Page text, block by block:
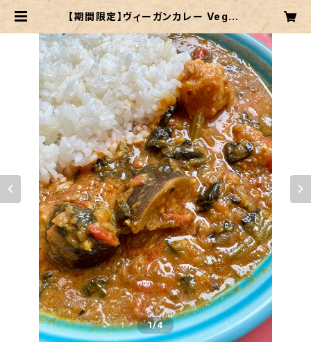
【期間限定】ヴィーガンカレー Vegan
1/4